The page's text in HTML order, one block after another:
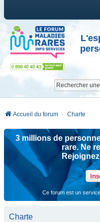
Accueil du forum Charte
3 millions de
rare. Ne
Ce forum est un
Charte